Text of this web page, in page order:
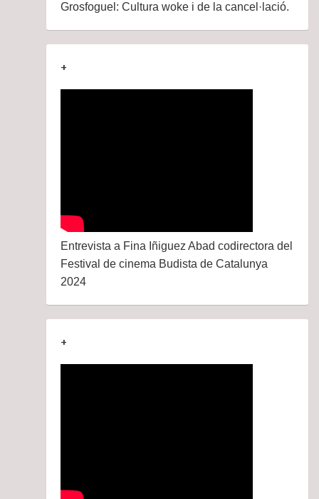
Grosfoguel: Cultura woke i de la cancel·lació.
+
Entrevista a Fina Iñiguez Abad codirectora del
Festival de cinema Budista de Catalunya
2024
+